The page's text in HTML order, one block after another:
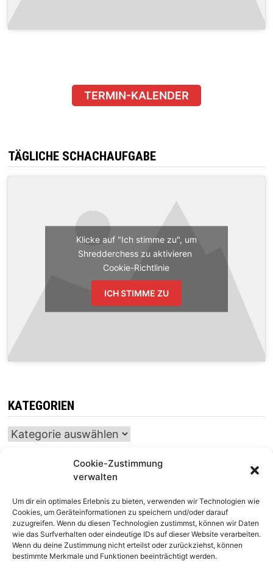
Cookie-Zustimmung
verwalten
Um dir ein optimales Erlebnis zu bieten, verwenden wir Technologien wie
Cookies, um Geräteinformationen zu speichern und/oder darauf
zuzugreifen. Wenn du diesen Technologien zustimmst, können wir Daten
wie das Surfverhalten oder eindeutige IDs auf dieser Website verarbeiten.
Wenn du deine Zustimmung nicht erteilst oder zurückziehst, können
bestimmte Merkmale und Funktionen beeinträchtigt werden.
TERMIN-KALENDER
TÄGLICHE SCHACHAUFGABE
Klicke auf "Ich stimme zu", um
Shredderchess zu aktivieren
Cookie-Richtlinie
ICH STIMME ZU
KATEGORIEN
Kategorien
SCHACHTICKER